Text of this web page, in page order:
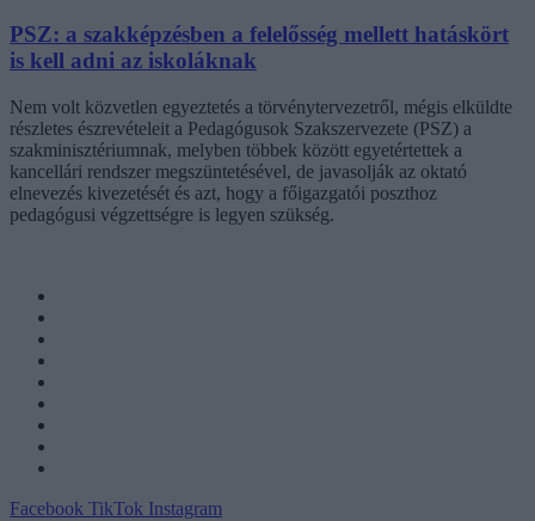
PSZ: a szakképzésben a felelősség mellett hatáskört
is kell adni az iskoláknak
Nem volt közvetlen egyeztetés a törvénytervezetről, mégis elküldte
részletes észrevételeit a Pedagógusok Szakszervezete (PSZ) a
szakminisztériumnak, melyben többek között egyetértettek a
kancellári rendszer megszüntetésével, de javasolják az oktató
elnevezés kivezetését és azt, hogy a főigazgatói poszthoz
pedagógusi végzettségre is legyen szükség.
Facebook TikTok Instagram